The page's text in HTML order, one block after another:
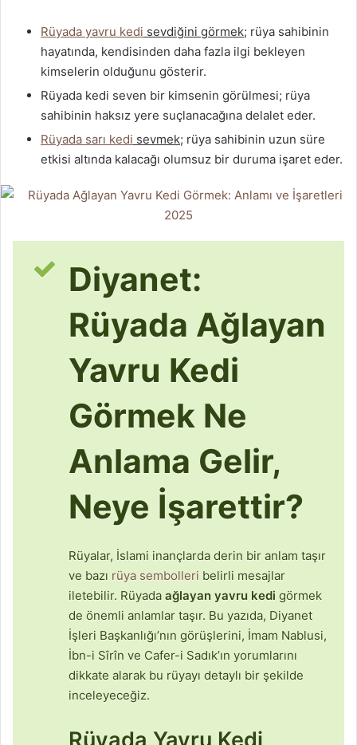
Rüyada yavru kedi sevdiğini görmek; rüya sahibinin
hayatında, kendisinden daha fazla ilgi bekleyen
kimselerin olduğunu gösterir.
Rüyada kedi seven bir kimsenin görülmesi; rüya
sahibinin haksız yere suçlanacağına delalet eder.
Rüyada sarı kedi sevmek; rüya sahibinin uzun süre
etkisi altında kalacağı olumsuz bir duruma işaret eder.
Diyanet:
Rüyada Ağlayan
Yavru Kedi
Görmek Ne
Anlama Gelir,
Neye İşarettir?
Rüyalar, İslami inançlarda derin bir anlam taşır
ve bazı rüya sembolleri belirli mesajlar
iletebilir. Rüyada ağlayan yavru kedi görmek
de önemli anlamlar taşır. Bu yazıda, Diyanet
İşleri Başkanlığı’nın görüşlerini, İmam Nablusi,
İbn-i Sîrîn ve Cafer-i Sadık’ın yorumlarını
dikkate alarak bu rüyayı detaylı bir şekilde
inceleyeceğiz.